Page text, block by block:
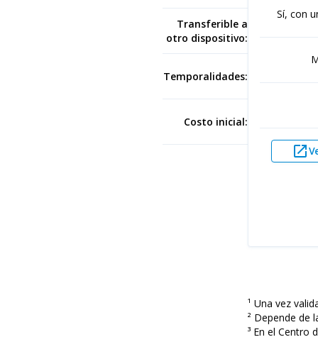
Transferible a
otro dispositivo:
Temporalidades:
Costo inicial:
Sí, con
open_in_new
¹ Una vez
² Depende de
³ En el Centro